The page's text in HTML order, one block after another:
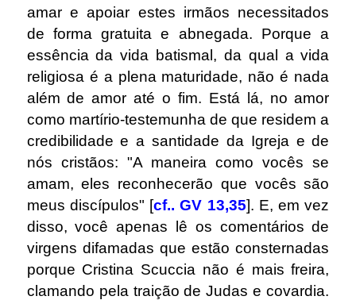
amar e apoiar estes irmãos necessitados
de forma gratuita e abnegada. Porque a
essência da vida batismal, da qual a vida
religiosa é a plena maturidade, não é nada
além de amor até o fim. Está lá, no amor
como martírio-testemunha de que residem a
credibilidade e a santidade da Igreja e de
nós cristãos: "A maneira como vocês se
amam, eles reconhecerão que vocês são
meus discípulos" [cf.. GV 13,35]. E, em vez
disso, você apenas lê os comentários de
virgens difamadas que estão consternadas
porque Cristina Scuccia não é mais freira,
clamando pela traição de Judas e covardia.